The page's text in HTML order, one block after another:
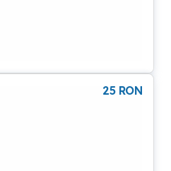
25 RON